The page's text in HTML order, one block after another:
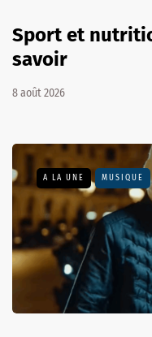
Sport et
savoir
8 août 2026
A LA UNE MUSIQUE